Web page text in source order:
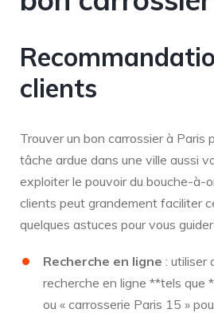
clients
Trouver un bon carrossier à Paris
tâche ardue dans une ville aussi
exploiter le pouvoir du bouche-à-
clients peut grandement faciliter
quelques astuces pour vous guider
Recherche en ligne : utiliser
recherche en ligne **tels que
ou « carrosserie Paris 15 »